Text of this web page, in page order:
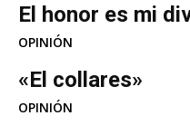
El honor es mi
OPINIÓN
«El collares»
OPINIÓN